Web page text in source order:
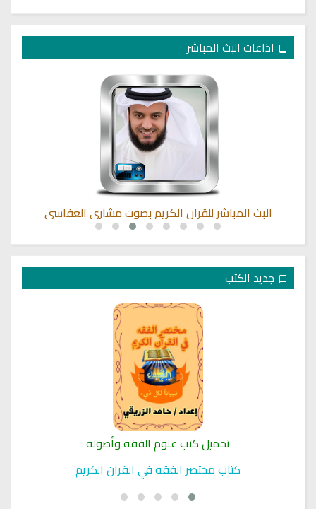
اذاعات البث المباشر
البث المباشر للقران الكريم بصوت مشاري العفاسي
جديد الكتب
تحميل كتب علوم الفقه وأصوله
كتاب مختصر الفقه في القرآن الكريم